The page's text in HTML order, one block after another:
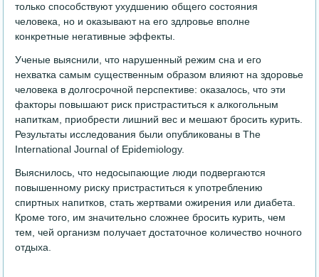
только способствуют ухудшению общего состояния
человека, но и оказывают на его здлровье вполне
конкретные негативные эффекты.
Ученые выяснили, что нарушенный режим сна и его
нехватка самым существенным образом влияют на здоровье
человека в долгосрочной перспективе: оказалось, что эти
факторы повышают риск пристраститься к алкогольным
напиткам, приобрести лишний вес и мешают бросить курить.
Результаты исследования были опубликованы в The
International Journal of Epidemiology.
Выяснилось, что недосыпающие люди подвергаются
повышенному риску пристраститься к употреблению
спиртных напитков, стать жертвами ожирения или диабета.
Кроме того, им значительно сложнее бросить курить, чем
тем, чей организм получает достаточное количество ночного
отдыха.